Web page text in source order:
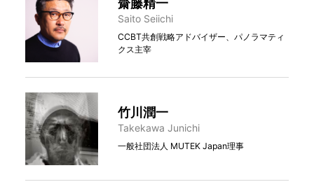
齋藤精一
Saito Seiichi
CCBT共創戦略アドバイザー、パノラマティ
クス主宰
竹川潤一
Takekawa Junichi
一般社団法人 MUTEK Japan理事